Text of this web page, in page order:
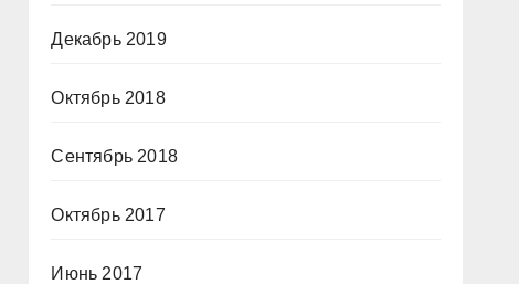
Декабрь 2019
Октябрь 2018
Сентябрь 2018
Октябрь 2017
Июнь 2017